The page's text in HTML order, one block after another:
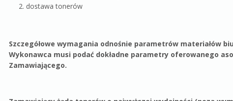
dostawa tonerów
Szczegółowe wymagania odnośnie parametrów materiałów
Wykonawca musi podać dokładne parametry oferowanego
Zamawiającego.